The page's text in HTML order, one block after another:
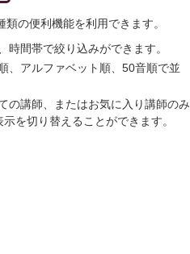
の便利機能を利用できます。
時間帯で絞り込みができます。
、アルファベット順、50音順で並
の講師、またはお気に入り講師のみ
を切り替えることができます。